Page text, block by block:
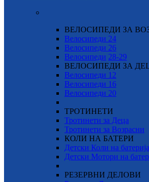
ВЕЛОСИПЕДИ ЗА
Велосипеди 24
Велосипеди 26
Велосипеди 28-29
ВЕЛОСИПЕДИ ЗА
Велосипеди 12
Велосипеди 16
Велосипеди 20
ТРОТИНЕТИ
Тротинети за Деца
Тротинети за Возрасни
КОЛИ НА БАТЕРИ
Детски Коли на батерија
Детски Мотори на
РЕЗЕРВНИ ДЕЛОВИ